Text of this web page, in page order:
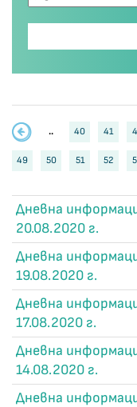
.. 40 41
49 50 51 52
Дневна
20.08.2020 г.
Дневна
19.08.2020 г.
Дневна
17.08.2020 г.
Дневна
14.08.2020 г.
Дневна